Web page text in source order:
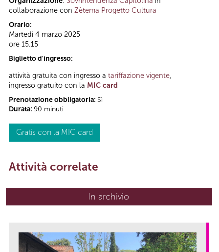
collaborazione con Zètema Progetto Cultura
Orario:
Martedì 4 marzo 2025
ore 15.15
Biglietto d'ingresso:
attività gratuita con ingresso a tariffazione vigente,
ingresso gratuito con la MIC card
Prenotazione obbligatoria: Sì
Durata: 90 minuti
Gratis con la MIC card
Attività correlate
In archivio